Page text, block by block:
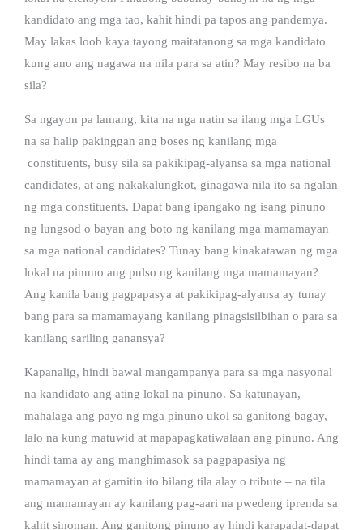
kandidato ang mga tao, kahit hindi pa tapos ang pandemya.
May lakas loob kaya tayong maitatanong sa mga kandidato
kung ano ang nagawa na nila para sa atin? May resibo na ba
sila?
Sa ngayon pa lamang, kita na nga natin sa ilang mga LGUs
na sa halip pakinggan ang boses ng kanilang mga
constituents, busy sila sa pakikipag-alyansa sa mga national
candidates, at ang nakakalungkot, ginagawa nila ito sa ngalan
ng mga constituents. Dapat bang ipangako ng isang pinuno
ng lungsod o bayan ang boto ng kanilang mga mamamayan
sa mga national candidates? Tunay bang kinakatawan ng mga
lokal na pinuno ang pulso ng kanilang mga mamamayan?
Ang kanila bang pagpapasya at pakikipag-alyansa ay tunay
bang para sa mamamayang kanilang pinagsisilbihan o para sa
kanilang sariling ganansya?
Kapanalig, hindi bawal mangampanya para sa mga nasyonal
na kandidato ang ating lokal na pinuno. Sa katunayan,
mahalaga ang payo ng mga pinuno ukol sa ganitong bagay,
lalo na kung matuwid at mapapagkatiwalaan ang pinuno. Ang
hindi tama ay ang manghimasok sa pagpapasiya ng
mamamayan at gamitin ito bilang tila alay o tribute – na tila
ang mamamayan ay kanilang pag-aari na pwedeng iprenda sa
kahit sinoman. Ang ganitong pinuno ay hindi karapadat-dapat